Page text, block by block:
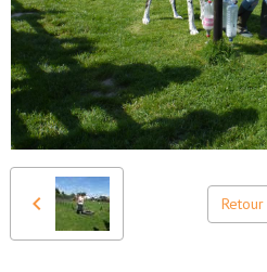
Retour